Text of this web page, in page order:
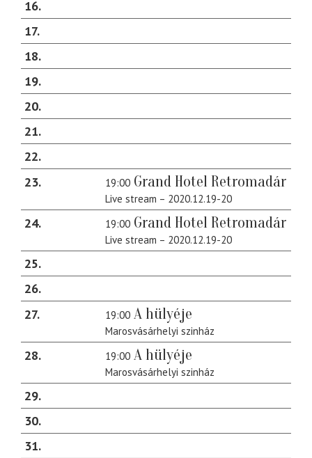
16
17
18
19
20
21
22
23
19:00 Grand Hotel Retromadár
Live stream – 2020.12.19-20
24 19:00 Grand Hotel Retromadár
Live stream – 2020.12.19-20
25
26
27
19:00 A hülyéje
Marosvásárhelyi szinház
28 19:00 A hülyéje
Marosvásárhelyi szinház
29
30
31